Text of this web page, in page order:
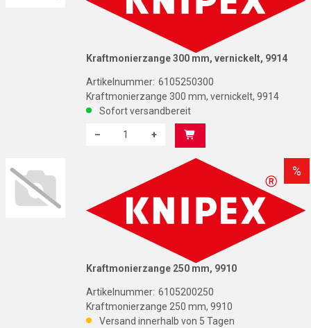
Kraftmonierzange 300 mm, vernickelt, 9914
Artikelnummer: 6105250300
Kraftmonierzange 300 mm, vernickelt, 9914
Sofort versandbereit
–
+
%
Kraftmonierzange 250 mm, 9910
Artikelnummer: 6105200250
Kraftmonierzange 250 mm, 9910
Versand innerhalb von 5 Tagen